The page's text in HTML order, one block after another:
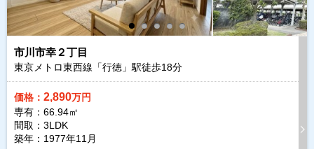
市川市幸２丁目
東京メトロ東西線「行徳」駅徒歩18分
価格： 2,890万円
専有：66.94㎡
間取：3LDK
築年：1977年11月